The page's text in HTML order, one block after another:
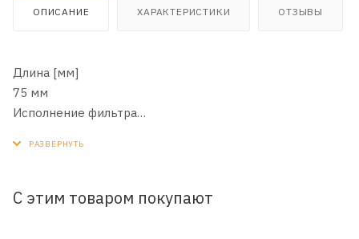
ОПИСАНИЕ ХАРАКТЕРИСТИКИ ОТЗЫВЫ
Длина [мм]
75 мм
Исполнение фильтра
Цвет
С этим товаром покупают